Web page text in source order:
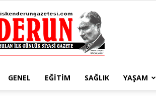
GENEL EĞITIM SAĞLIK YAŞAM